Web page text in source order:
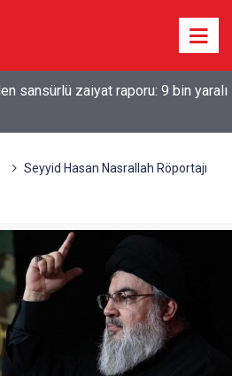
sansürlü zaiyat raporu: 9 bin yaralı
Seyyid Hasan Nasrallah Röportajı